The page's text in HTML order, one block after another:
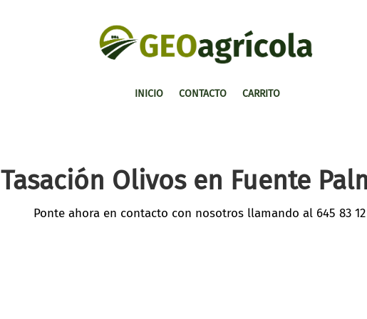
INICIO CONTACTO CARRITO
Tasación Olivos en Fuente
Ponte ahora en contacto con nosotros llamando al 645 83